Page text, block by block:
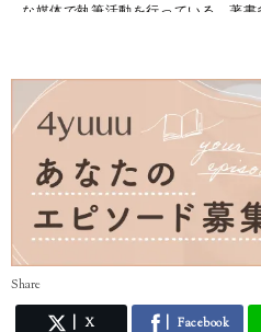
な媒体で執筆活動を行っている。著
2016』(宝島社)を出版したばかり。
「占い師・真木あかりのサイト」
「占い師・真木あかりのブログ」
Share
X Facebook